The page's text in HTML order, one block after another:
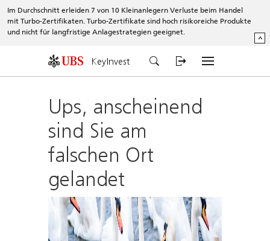
Im Durchschnitt erleiden 7 von 10 Kleinanlegern Verluste beim Handel
mit Turbo-Zertifikaten. Turbo-Zertifikate sind hoch risikoreiche Produkte
und nicht für langfristige Anlagestrategien geeignet.
^
KeyInvest
Ups, anscheinend
sind Sie am
falschen Ort
gelandet